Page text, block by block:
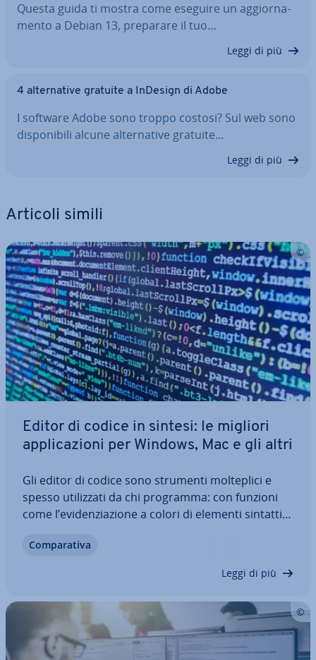
Questa guida ti mostra come eseguire un ag­gior­na­
men­to a Debian 13, preparare il tuo…
Leggi di più
4 al­ter­na­ti­ve gratuite a InDesign di Adobe
I software Adobe sono troppo costosi? Sul web sono
di­spo­ni­bi­li alcune al­ter­na­ti­ve gratuite…
Leggi di più
Articoli simili
Editor di codice in sintesi: le migliori
ap­pli­ca­zio­ni per Windows, Mac e gli altri
Gli editor di codice sono strumenti mol­te­pli­ci e
spesso uti­liz­za­ti da chi programma: con funzioni
come l’evi­den­zia­zio­ne a colori di elementi sin­tat­ti­ci
codice, questi editor sem­pli­fi­ca­no la scrittura del
Com­pa­ra­ti­va
Leggi di più